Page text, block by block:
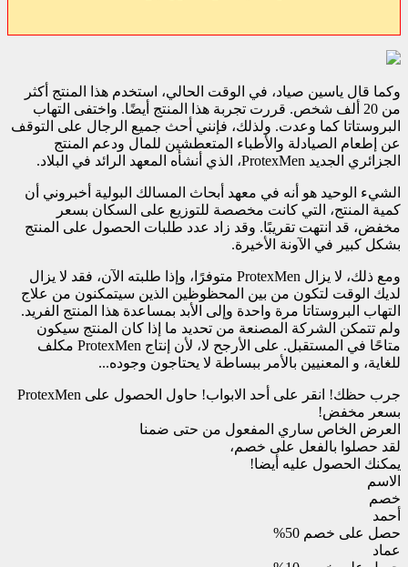
وكما قال ياسين صياد، في الوقت الحالي، استخدم هذا المنتج أكثر
من 20 ألف شخص. قررت تجربة هذا المنتج أيضًا. واختفى التهاب
البروستاتا كما وعدت. ولذلك، فإنني أحث جميع الرجال على التوقف
عن إطعام الصيادلة والأطباء المتعطشين للمال ودعم المنتج
الجزائري الجديد ProtexMen، الذي أنشأه المعهد الرائد في البلاد.
الشيء الوحيد هو أنه في معهد أبحاث المسالك البولية أخبروني أن
كمية المنتج، التي كانت مخصصة للتوزيع على السكان بسعر
مخفض، قد انتهت تقريبًا. وقد زاد عدد طلبات الحصول على المنتج
بشكل كبير في الآونة الأخيرة.
ومع ذلك، لا يزال ProtexMen متوفرًا، وإذا طلبته الآن، فقد لا يزال
لديك الوقت لتكون من بين المحظوظين الذين سيتمكنون من علاج
التهاب البروستاتا مرة واحدة وإلى الأبد بمساعدة هذا المنتج الفريد.
ولم تتمكن الشركة المصنعة من تحديد ما إذا كان المنتج سيكون
متاحًا في المستقبل. على الأرجح لا، لأن إنتاج ProtexMen مكلف
للغاية، و المعنيين بالأمر ببساطة لا يحتاجون وجوده...
جرب حظك! انقر على أحد الابواب! حاول الحصول على ProtexMen
بسعر مخفض!
العرض الخاص ساري المفعول من حتى ضمنا
لقد حصلوا بالفعل على خصم،
يمكنك الحصول عليه أيضا!
الاسم
خصم
أحمد
حصل على خصم 50%
عماد